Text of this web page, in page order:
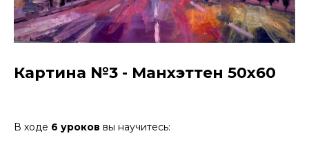
Картина №3 - Манхэттен 50х60
В ходе 6 уроков вы научитесь: